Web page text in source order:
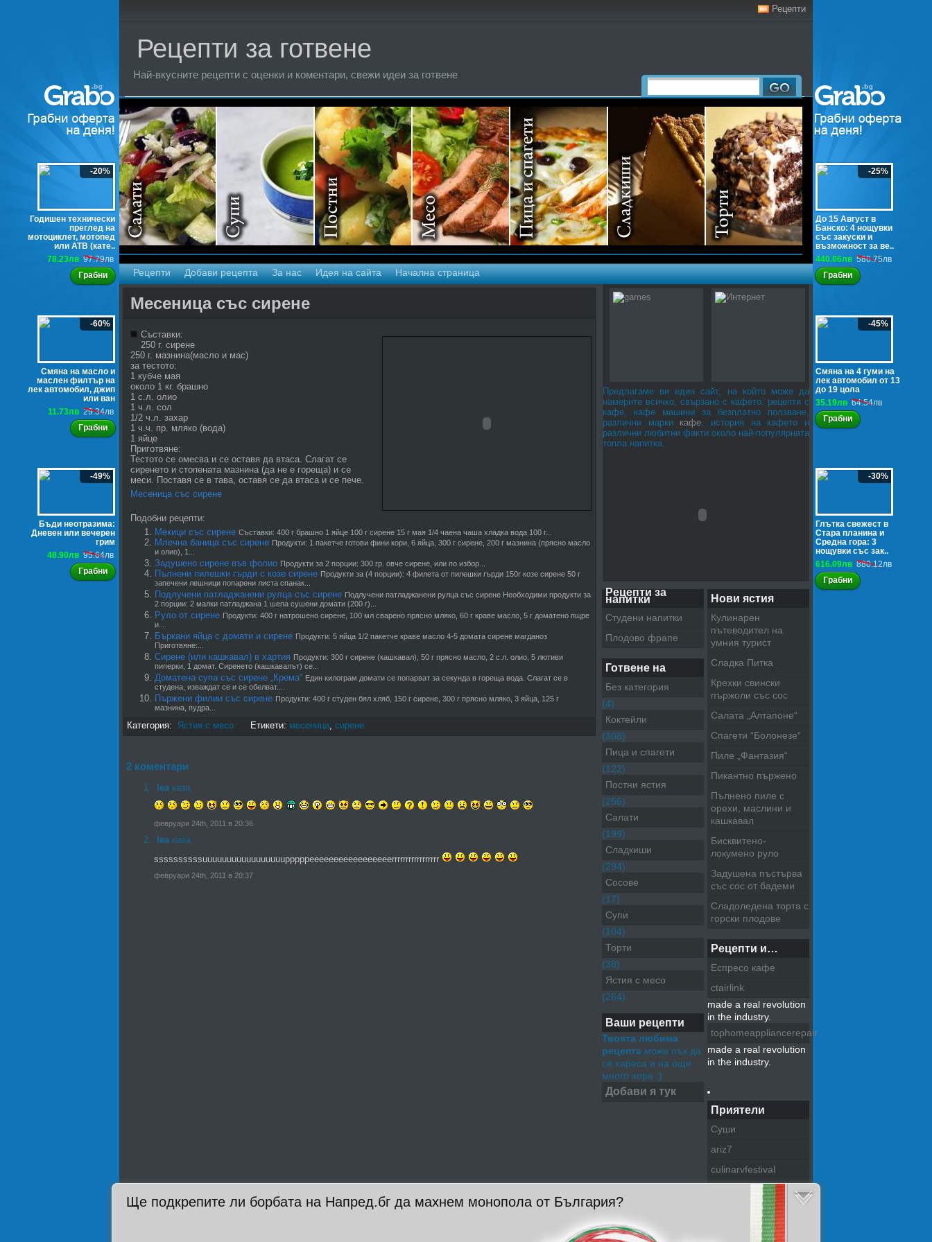
-20%
Годишен технически
преглед на
мотоциклет, мотопед
или АТВ (кате..
78.23лв 97.79лв
Грабни
-60%
Смяна на масло и
маслен филтър на
лек автомобил, джип
или ван
11.73лв 29.34лв
Грабни
-49%
Бъди неотразима:
Дневен или вечерен
грим
48.90лв 95.64лв
Грабни
-25%
До 15 Август в
Банско: 4 нощувки
със закуски и
възможност за ве..
440.06лв 586.75лв
Грабни
-45%
Смяна на 4 гуми на
лек автомобил от 13
до 19 цола
35.19лв 64.54лв
Грабни
-30%
Глътка свежест в
Стара планина и
Средна гора: 3
нощувки със зак..
616.09лв 880.12лв
Грабни
Рецепти
Рецепти за готвене
Най-вкусните рецепти с оценки и коментари, свежи идеи за готвене
Торти
Рецепти Добави рецепта За нас Идея на сайта Начална страница
Месеница със сирене
Съставки:
250 г. сирене
250 г. мазнина(масло и мас)
за тестото:
1 кубче мая
около 1 кг. брашно
1 с.л. олио
1 ч.л. сол
1/2 ч.л. захар
1 ч.ч. пр. мляко (вода)
1 яйце
Приготвяне:
Тестото се омесва и се оставя да втаса. Слагат се
сиренето и стопената мазнина (да не е гореща) и се
меси. Поставя се в тава, оставя се да втаса и се пече.
Месеница със сирене
Подобни рецепти:
Мекици със сирене Съставки: 400 г брашно 1 яйце 100 г сирене 15 г мая 1/4 чаена чаша хладка вода 100 г...
Млечна баница със сирене Продукти: 1 пакетче готови фини кори, 6 яйца, 300 г сирене, 200 г мазнина (прясно масло
и олио), 1...
Задушено сирене във фолио Продукти за 2 порции: 300 гр. овче сирене, или по избор...
Пълнени пилешки гърди с козе сирене Продукти за (4 порции): 4 филета от пилешки гърди 150г козе сирене 50 г
запечени лешници попарени листа спанак...
Подлучени патладжанени рулца със сирене Подлучени патладжанени рулца със сирене Необходими продукти за
2 порции: 2 малки патладжана 1 шепа сушени домати (200 г)...
Руло от сирене Продукти: 400 г натрошено сирене, 100 мл сварено прясно мляко, 60 г краве масло, 5 г доматено пщре
и...
Бъркани яйца с домати и сирене Продукти: 5 яйца 1/2 пакетче краве масло 4-5 домата сирене магданоз
Приготвяне:...
Сирене (или кашкавал) в хартия Продукти: 300 г сирене (кашкавал), 50 г прясно масло, 2 с.л. олио, 5 лютиви
пиперки, 1 домат. Сиренето (кашкавалът) се...
Доматена супа със сирене „Крема“ Един килограм домати се попар­ват за секунда в гореща во­да. Слагат се в
студена, изваждат се и се обелват....
Пържени филии със сирене Продукти: 400 г студен бял хляб, 150 г сирене, 300 г прясно мляко, 3 яйца, 125 г
мазнина, пудра...
Категория: Ястия с месо Етикети: месеница, сирене
2 коментари
lea каза,
февруари 24th, 2011 в 20:36
lea каза,
ssssssssssuuuuuuuuuuuuuuuuupppppeeeeeeeeeeeeeeeeerrrrrrrrrrrrrrrrr
февруари 24th, 2011 в 20:37
Предлагаме ви един сайт, на който може да
намерите всичко, свързано с кафето: рецепти с
кафе, кафе машини за безплатно ползване,
различни марки кафе, история на кафето и
различни любитни факти около най-популярната
топла напитка.
Нови ястия
Кулинарен
пътеводител на
умния турист
Сладка Питка
Крехки свински
пържоли със сос
Салата „Алтапоне“
Спагети “Болонезе“
Пиле „Фантазия“
Пикантно пържено
Пълнено пиле с
орехи, маслини и
кашкавал
Бисквитено-
локумено руло
Задушена пъстърва
със сос от бадеми
Сладоледена торта с
горски плодове
Рецепти и…
Еспресо кафе
ctairlink
made a real revolution
in the industry.
tophomeappliancerepair
made a real revolution
in the industry.
Приятели
Суши
ariz7
culinarvfestival
pazitel na tradiciite
Рецепти за
напитки
Студени напитки
Плодово фрапе
Готвене на
Без категория
(4)
Коктейли
(308)
Пица и спагети
(122)
Постни ястия
(256)
Салати
(199)
Сладкиши
(294)
Сосове
(17)
Супи
(104)
Торти
(38)
Ястия с месо
(264)
Ваши рецепти
Твоята любима
рецепта може пък да
се хареса и на още
много хора :)
Добави я тук
Ще подкрепите ли борбата на Напред.бг да махнем монопола от България?